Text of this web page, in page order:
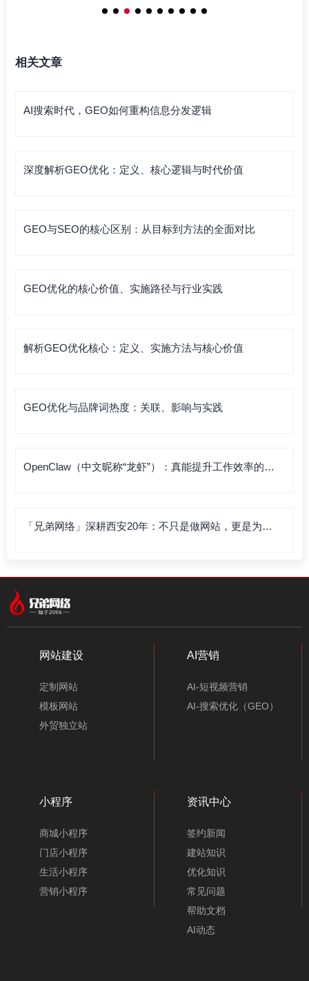
相关文章
AI搜索时代，GEO如何重构信息分发逻辑
深度解析GEO优化：定义、核心逻辑与时代价值
GEO与SEO的核心区别：从目标到方法的全面对比
GEO优化的核心价值、实施路径与行业实践
解析GEO优化核心：定义、实施方法与核心价值
GEO优化与品牌词热度：关联、影响与实践
OpenClaw（中文昵称“龙虾”）：真能提升工作效率的利
「兄弟网络」深耕西安20年：不只是做网站，更是为企
网站建设
定制网站
模板网站
外贸独立站
AI营销
AI-短视频营销
AI-搜索优化（GEO）
小程序
商城小程序
门店小程序
生活小程序
营销小程序
资讯中心
签约新闻
建站知识
优化知识
常见问题
帮助文档
AI动态